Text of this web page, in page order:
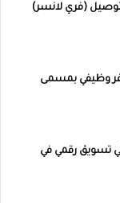
(فري لانسر)
وظيفي بمسمى
تسويق رقمي في